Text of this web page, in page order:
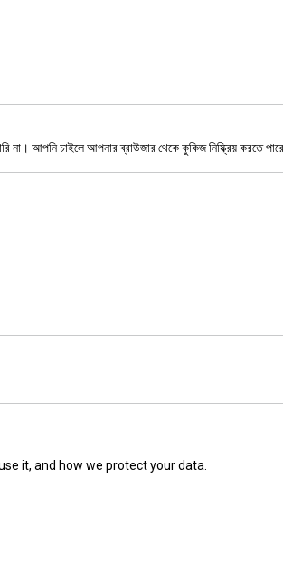
না। আপনি চাইলে আপনার ব্রাউজার থেকে কুকিজ নিষ্ক্রিয় করতে
it, and how we protect your data.